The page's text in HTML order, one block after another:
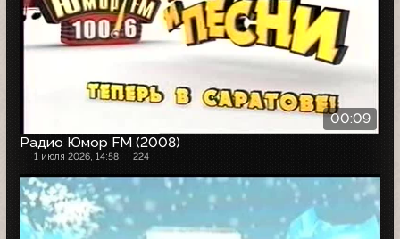
00:09
Радио Юмор FM (2008)
1 июля 2026, 14:58 224